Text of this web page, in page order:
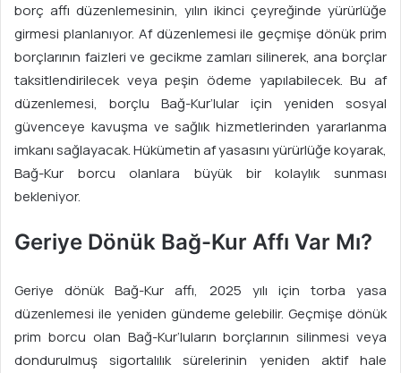
borç affı düzenlemesinin, yılın ikinci çeyreğinde yürürlüğe
girmesi planlanıyor. Af düzenlemesi ile geçmişe dönük prim
borçlarının faizleri ve gecikme zamları silinerek, ana borçlar
taksitlendirilecek veya peşin ödeme yapılabilecek. Bu af
düzenlemesi, borçlu Bağ-Kur’lular için yeniden sosyal
güvenceye kavuşma ve sağlık hizmetlerinden yararlanma
imkanı sağlayacak. Hükümetin af yasasını yürürlüğe koyarak,
Bağ-Kur borcu olanlara büyük bir kolaylık sunması
bekleniyor.
Geriye Dönük Bağ-Kur Affı Var Mı?
Geriye dönük Bağ-Kur affı, 2025 yılı için torba yasa
düzenlemesi ile yeniden gündeme gelebilir. Geçmişe dönük
prim borcu olan Bağ-Kur’luların borçlarının silinmesi veya
dondurulmuş sigortalılık sürelerinin yeniden aktif hale